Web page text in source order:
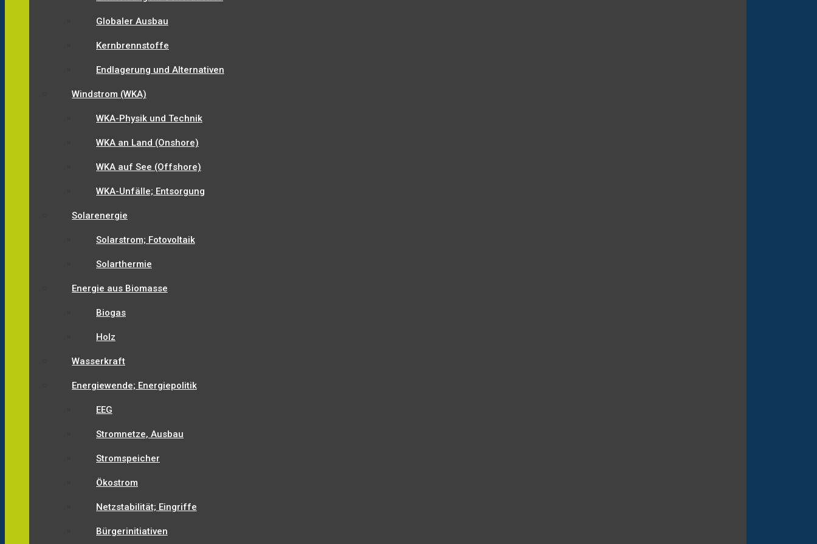
Globaler Ausbau
Kernbrennstoffe
Endlagerung und Alternativen
Windstrom (WKA)
WKA-Physik und Technik
WKA an Land (Onshore)
WKA auf See (Offshore)
WKA-Unfälle; Entsorgung
Solarenergie
Solarstrom; Fotovoltaik
Solarthermie
Energie aus Biomasse
Biogas
Holz
Wasserkraft
Energiewende; Energiepolitik
EEG
Stromnetze, Ausbau
Stromspeicher
Ökostrom
Netzstabilität; Eingriffe
Bürgerinitiativen